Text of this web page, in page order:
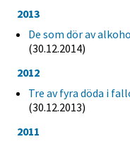
2013
De som dör av
(30.12.2014)
2012
Tre av fyra döda i
(30.12.2013)
2011